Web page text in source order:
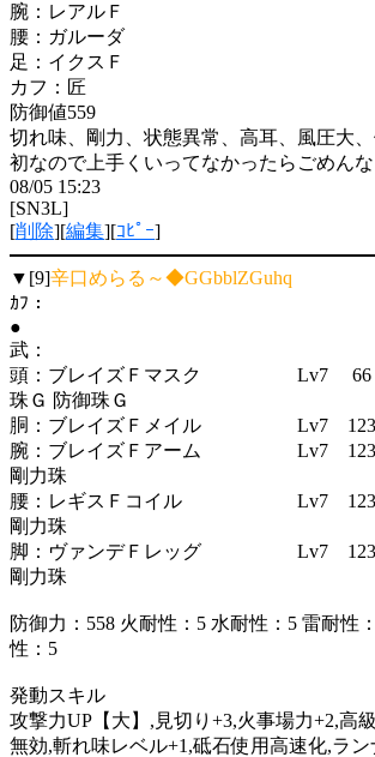
腕：レアルＦ
腰：ガルーダ
足：イクスＦ
カフ：匠
防御値559
切れ味、剛力、状態異常、高耳、風圧大
初なので上手くいってなかったらごめん
08/05 15:23
[SN3L]
[削除][編集][ｺﾋﾟｰ]
▼[9]辛口めらる～◆GGbblZGuhq
ｶﾌ： 匠カフ
●
武： 強精
頭：ブレイズＦマスク Lv7 66
珠Ｇ 防御珠Ｇ
胴：ブレイズＦメイル Lv7 123
腕：ブレイズＦアーム Lv7 123
剛力珠
腰：レギスＦコイル Lv7 123
剛力珠
脚：ヴァンデＦレッグ Lv7 123
剛力珠
防御力：558 火耐性：5 水耐性：5 雷耐性
性：5
発動スキル
攻撃力UP【大】,見切り+3,火事場力+2,高
無効,斬れ味レベル+1,砥石使用高速化,ラ